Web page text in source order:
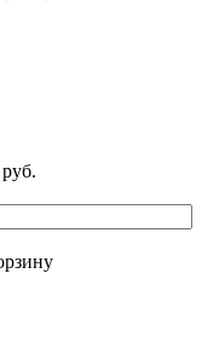
руб.